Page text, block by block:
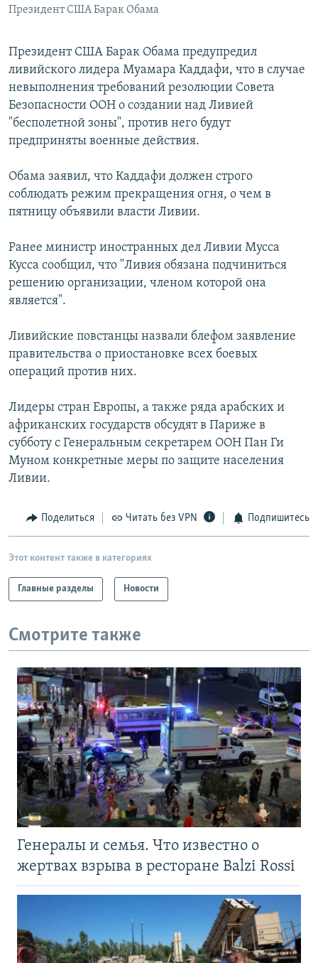
Все сайты РСЕ/РС
Президент США Барак Обама
Президент США Барак Обама предупредил
ливийского лидера Муамара Каддафи, что в случае
невыполнения требований резолюции Совета
Безопасности ООН о создании над Ливией
"бесполетной зоны", против него будут
предприняты военные действия.
Обама заявил, что Каддафи должен строго
соблюдать режим прекращения огня, о чем в
пятницу объявили власти Ливии.
Ранее министр иностранных дел Ливии Мусса
Кусса сообщил, что "Ливия обязана подчиниться
решению организации, членом которой она
является".
Ливийские повстанцы назвали блефом заявление
правительства о приостановке всех боевых
операций против них.
Лидеры стран Европы, а также ряда арабских и
африканских государств обсудят в Париже в
субботу с Генеральным секретарем ООН Пан Ги
Муном конкретные меры по защите населения
Ливии.
Поделиться Читать без VPN Подпишитесь
Этот контент также в категориях
Главные разделы Новости
Смотрите также
Генералы и семья. Что известно о
жертвах взрыва в ресторане Balzi Rossi